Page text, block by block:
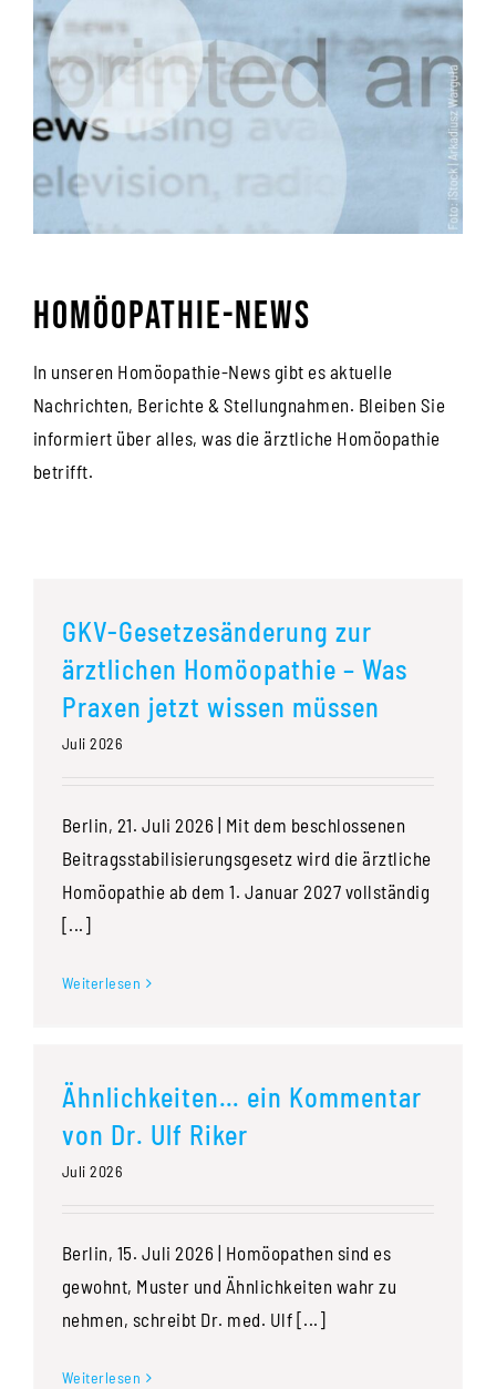
Homöopathie-News
In unseren Homöopathie-News gibt es aktuelle
Nachrichten, Berichte & Stellungnahmen. Bleiben Sie
informiert über alles, was die ärztliche Homöopathie
betrifft.
GKV-Gesetzesänderung zur
ärztlichen Homöopathie – Was
Praxen jetzt wissen müssen
Juli 2026
Berlin, 21. Juli 2026 | Mit dem beschlossenen
Beitragsstabilisierungsgesetz wird die ärztliche
Homöopathie ab dem 1. Januar 2027 vollständig
[...]
Weiterlesen
Ähnlichkeiten… ein Kommentar
von Dr. Ulf Riker
Juli 2026
Berlin, 15. Juli 2026 | Homöopathen sind es
gewohnt, Muster und Ähnlichkeiten wahr zu
nehmen, schreibt Dr. med. Ulf [...]
Weiterlesen